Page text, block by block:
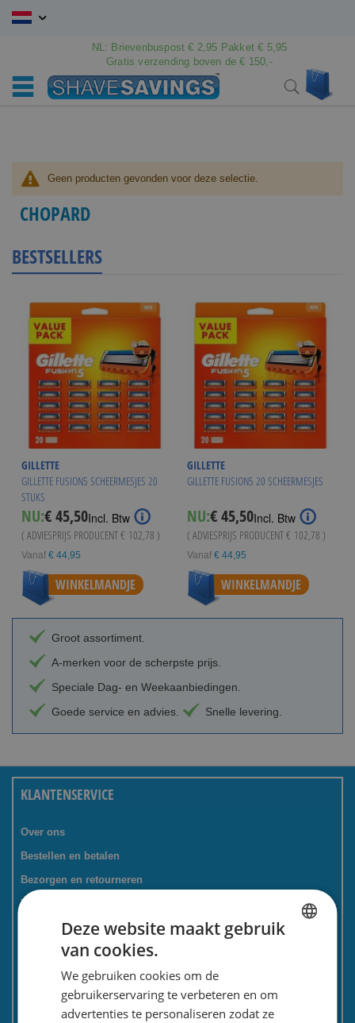
Ga
NL: Brievenbuspost € 2,95 Pakket € 5,95
Gratis verzending boven de € 150,-
Search
Geen producten gevonden voor deze selectie.
CHOPARD
BESTSELLERS
GILLETTE
GILLETTE FUSION5 SCHEERMESJES 20
STUKS
NU:€ 45,50Incl. Btw
( ADVIESPRIJS PRODUCENT€ 102,78 )
Vanaf € 44,95
WINKELMANDJE
GILLETTE
GILLETTE FUSION5 20 SCHEERMESJES
NU:€ 45,50Incl. Btw
( ADVIESPRIJS PRODUCENT€ 102,78 )
Vanaf € 44,95
WINKELMANDJE
Groot assortiment.
A-merken voor de scherpste prijs.
Speciale Dag- en Weekaanbiedingen.
Goede service en advies.
Snelle levering.
KLANTENSERVICE
Over ons
Bestellen en betalen
Bezorgen en retourneren
Tevredenheidsgarantie
Kadoservice
Bedrijven / zakelijk
Meest gestelde vragen
Contactformulier
Deze website maakt gebruik
van cookies.
We gebruiken cookies om de
gebruikerservaring te verbeteren en om
advertenties te personaliseren zodat ze